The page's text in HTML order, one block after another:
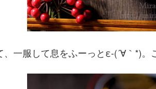
一服して息をふーっとε-(´∀｀*)。